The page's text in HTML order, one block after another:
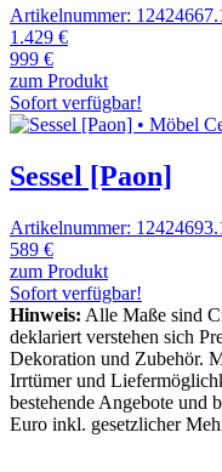
Artikelnummer:
1.429 €
999 €
zum Produkt
Sofort verfügbar!
Sessel [Paon]
Artikelnummer:
589 €
zum Produkt
Sofort verfügbar!
Hinweis: Alle Maße sind
deklariert verstehen sich
Dekoration und Zubehör.
Irrtümer und
bestehende Angebote und
Euro inkl. gesetzlicher